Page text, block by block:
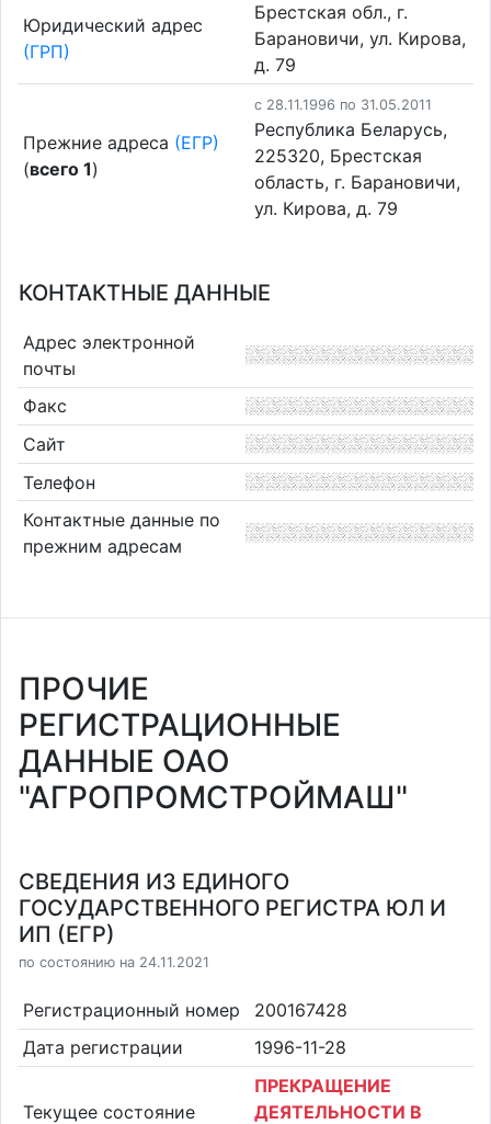
Юридический адрес
(ГРП)
Брестская обл., г.
Барановичи, ул. Кирова,
д. 79
Прежние адреса (ЕГР)
(всего 1)
c 28.11.1996 по 31.05.2011
Республика Беларусь,
225320, Брестская
область, г. Барановичи,
ул. Кирова, д. 79
КОНТАКТНЫЕ ДАННЫЕ
Адрес электронной
почты
Факс
Сайт
Телефон
Контактные данные по
прежним адресам
ПРОЧИЕ
РЕГИСТРАЦИОННЫЕ
ДАННЫЕ ОАО
"АГРОПРОМСТРОЙМАШ"
СВЕДЕНИЯ ИЗ ЕДИНОГО
ГОСУДАРСТВЕННОГО РЕГИСТРА ЮЛ И
ИП (ЕГР)
по состоянию на 24.11.2021
Регистрационный номер
200167428
Дата регистрации
1996-11-28
Текущее состояние
ПРЕКРАЩЕНИЕ
ДЕЯТЕЛЬНОСТИ В